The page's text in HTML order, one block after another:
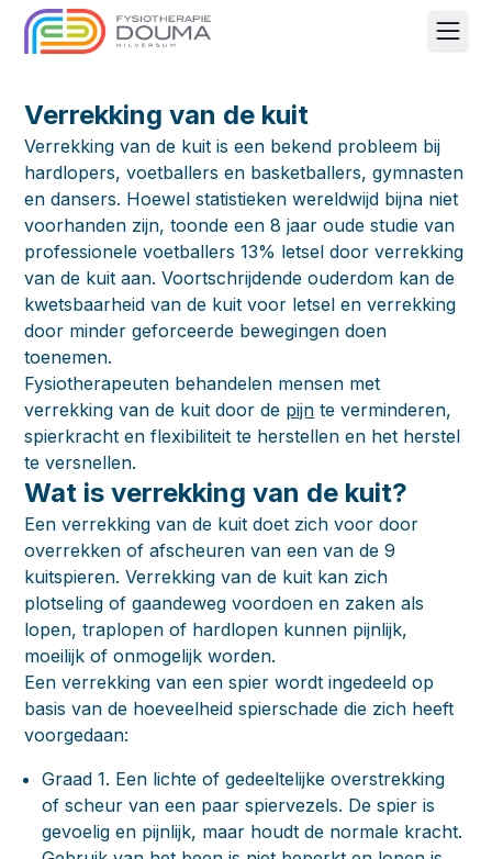
Verrekking van de kuit
Verrekking van de kuit is een bekend probleem bij
hardlopers, voetballers en basketballers, gymnasten
en dansers. Hoewel statistieken wereldwijd bijna niet
voorhanden zijn, toonde een 8 jaar oude studie van
professionele voetballers 13% letsel door verrekking
van de kuit aan. Voortschrijdende ouderdom kan de
kwetsbaarheid van de kuit voor letsel en verrekking
door minder geforceerde bewegingen doen
toenemen.
Fysiotherapeuten behandelen mensen met
verrekking van de kuit door de pijn te verminderen,
spierkracht en flexibiliteit te herstellen en het herstel
te versnellen.
Wat is verrekking van de kuit?
Een verrekking van de kuit doet zich voor door
overrekken of afscheuren van een van de 9
kuitspieren. Verrekking van de kuit kan zich
plotseling of gaandeweg voordoen en zaken als
lopen, traplopen of hardlopen kunnen pijnlijk,
moeilijk of onmogelijk worden.
Een verrekking van een spier wordt ingedeeld op
basis van de hoeveelheid spierschade die zich heeft
voorgedaan:
Graad 1. Een lichte of gedeeltelijke overstrekking
of scheur van een paar spiervezels. De spier is
gevoelig en pijnlijk, maar houdt de normale kracht.